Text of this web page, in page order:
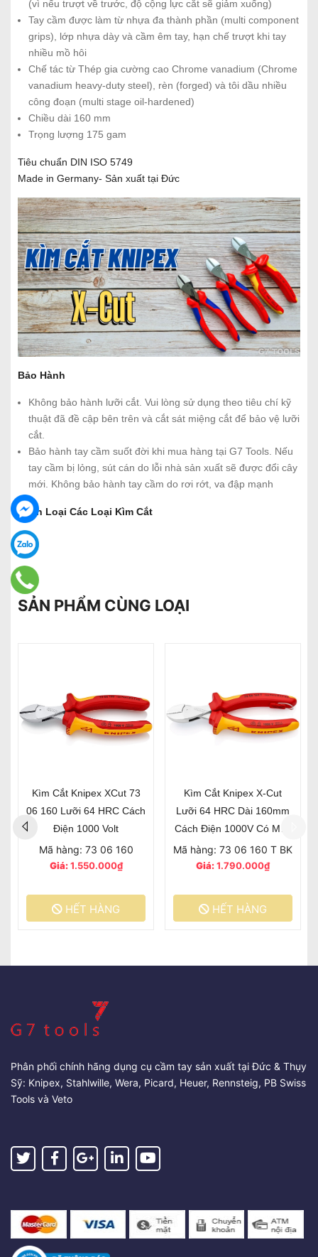
(vì nếu trượt về trước, độ cộng lực cắt sẽ giảm xuống)
Tay cầm được làm từ nhựa đa thành phần (multi component
grips), lớp nhựa dày và cầm êm tay, hạn chế trượt khi tay
nhiều mồ hôi
Chế tác từ Thép gia cường cao Chrome vanadium (Chrome
vanadium heavy-duty steel), rèn (forged) và tôi dầu nhiều
công đoạn (multi stage oil-hardened)
Chiều dài 160 mm
Trọng lượng 175 gam
Tiêu chuẩn DIN ISO 5749
Made in Germany- Sản xuất tại Đức
Bảo Hành
Không bảo hành lưỡi cắt. Vui lòng sử dụng theo tiêu chí kỹ
thuật đã đề cập bên trên và cắt sát miệng cắt để bảo vệ lưỡi
cắt.
Bảo hành tay cầm suốt đời khi mua hàng tại G7 Tools. Nếu
tay cầm bị lỏng, sút cán do lỗi nhà sản xuất sẽ được đổi cây
mới. Không bảo hành tay cầm do rơi rớt, va đập mạnh
Phân Loại Các Loại Kìm Cắt
SẢN PHẨM CÙNG LOẠI
Kìm Cắt Knipex XCut 73
06 160 Lưỡi 64 HRC Cách
Điện 1000 Volt
Mã hàng: 73 06 160
Giá:1.550.000₫
HẾT HÀNG
Kìm Cắt Knipex X-Cut
Lưỡi 64 HRC Dài 160mm
Cách Điện 1000V Có Móc
Treo
Mã hàng: 73 06 160 T BK
Giá:1.790.000₫
HẾT HÀNG
Phân phối chính hãng dụng cụ cầm tay sản xuất tại Đức & Thụy
Sỹ: Knipex, Stahlwille, Wera, Picard, Heuer, Rennsteig, PB Swiss
Tools và Veto